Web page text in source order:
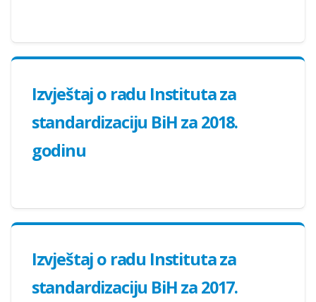
Izvještaj o radu Instituta za
standardizaciju BiH za 2018.
godinu
Izvještaj o radu Instituta za
standardizaciju BiH za 2017.